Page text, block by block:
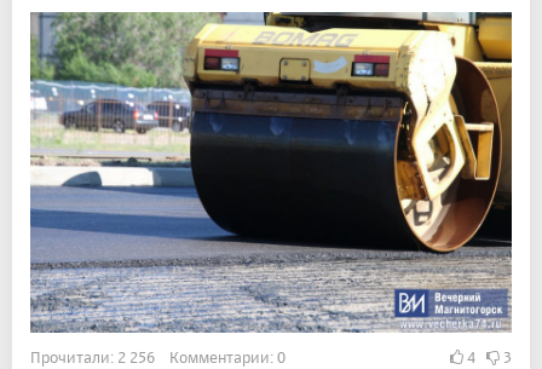
Прочитали: 2 256 Комментарии: 0 4 3